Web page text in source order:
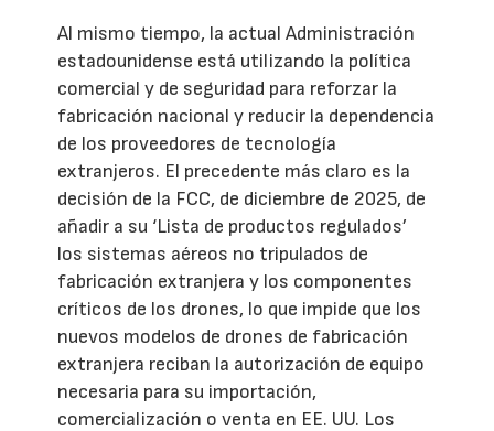
Al mismo tiempo, la actual Administración
estadounidense está utilizando la política
comercial y de seguridad para reforzar la
fabricación nacional y reducir la dependencia
de los proveedores de tecnología
extranjeros. El precedente más claro es la
decisión de la FCC, de diciembre de 2025, de
añadir a su ‘Lista de productos regulados’
los sistemas aéreos no tripulados de
fabricación extranjera y los componentes
críticos de los drones, lo que impide que los
nuevos modelos de drones de fabricación
extranjera reciban la autorización de equipo
necesaria para su importación,
comercialización o venta en EE. UU. Los